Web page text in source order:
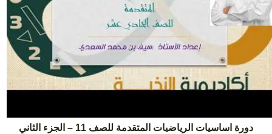
دورة اساسيات الرياضيات المتقدمة للصف 11 – الجزء الثاني